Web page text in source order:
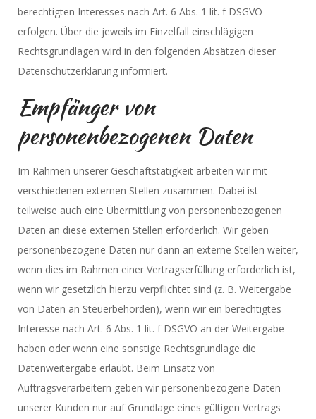
berechtigten Interesses nach Art. 6 Abs. 1 lit. f DSGVO
erfolgen. Über die jeweils im Einzelfall einschlägigen
Rechtsgrundlagen wird in den folgenden Absätzen dieser
Datenschutzerklärung informiert.
Empfänger von
personenbezogenen Daten
Im Rahmen unserer Geschäftstätigkeit arbeiten wir mit
verschiedenen externen Stellen zusammen. Dabei ist
teilweise auch eine Übermittlung von personenbezogenen
Daten an diese externen Stellen erforderlich. Wir geben
personenbezogene Daten nur dann an externe Stellen weiter,
wenn dies im Rahmen einer Vertragserfüllung erforderlich ist,
wenn wir gesetzlich hierzu verpflichtet sind (z. B. Weitergabe
von Daten an Steuerbehörden), wenn wir ein berechtigtes
Interesse nach Art. 6 Abs. 1 lit. f DSGVO an der Weitergabe
haben oder wenn eine sonstige Rechtsgrundlage die
Datenweitergabe erlaubt. Beim Einsatz von
Auftragsverarbeitern geben wir personenbezogene Daten
unserer Kunden nur auf Grundlage eines gültigen Vertrags